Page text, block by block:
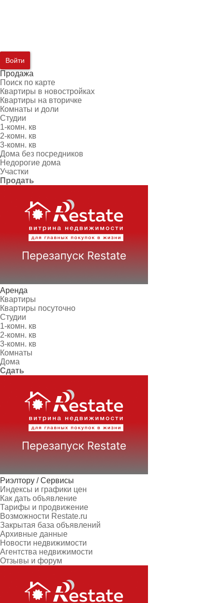
Войти
Продажа
Поиск по карте
Квартиры в новостройках
Квартиры на вторичке
Комнаты и доли
Студии
1-комн. кв
2-комн. кв
3-комн. кв
Дома без посредников
Недорогие дома
Участки
Продать
Аренда
Квартиры
Квартиры посуточно
Студии
1-комн. кв
2-комн. кв
3-комн. кв
Комнаты
Дома
Сдать
Риэлтору / Сервисы
Индексы и графики цен
Как дать объявление
Тарифы и продвижение
Возможности Restate.ru
Закрытая база объявлений
Архивные данные
Новости недвижимости
Агентства недвижимости
Отзывы и форум